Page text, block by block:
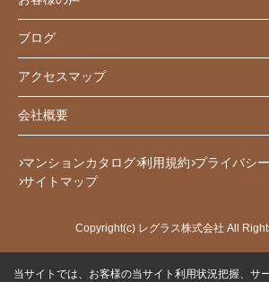
ブログ
アクセスマップ
会社概要
マンションカタログ 利用規約 プライバシ
サイトマップ
Copyright(c) レグラス株式会社 All
当サイトでは、お客様の当サイト利用状況把握、サ